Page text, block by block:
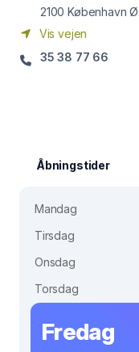
2100 København Ø
Vis vejen
35 38 77 66
Åbningstider
Mandag
Tirsdag
Onsdag
Torsdag
Fredag